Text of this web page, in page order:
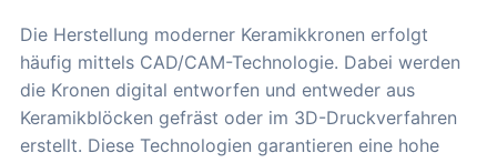
Die Herstellung moderner Keramikkronen erfolgt
häufig mittels CAD/CAM-Technologie. Dabei werden
die Kronen digital entworfen und entweder aus
Keramikblöcken gefräst oder im 3D-Druckverfahren
erstellt. Diese Technologien garantieren eine hohe